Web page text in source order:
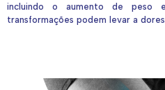
incluindo o aumento de peso e
transformações podem levar a